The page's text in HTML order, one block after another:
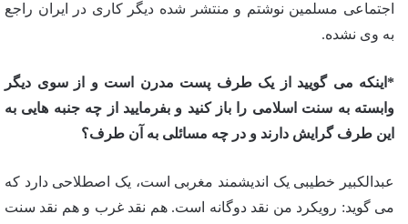
اجتماعی مسلمین نوشتم و منتشر شده دیگر کاری در ایران راجع
به وی نشده.
*اینکه می گویید از یک طرف پست مدرن است و از سوی دیگر
وابسته به سنت اسلامی را باز کنید و بفرمایید از چه جنبه هایی به
این طرف گرایش دارند و در چه مسائلی به آن طرف؟
عبدالکبیر خطیبی یک اندیشمند مغربی است، یک اصطلاحی دارد که
می گوید: رویکرد من نقد دوگانه است. هم نقد غرب و هم نقد سنت